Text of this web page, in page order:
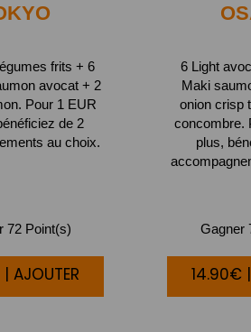
frits + 6
avocat + 2
Pour 1 EUR
de 2
au choix.
72 Point(s)
AJOUTER
6 Light
Maki
onion crisp
concombre.
plus,
Gagner
14.90€ |